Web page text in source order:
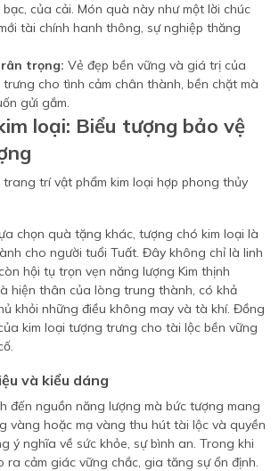
của cải. Món quà này như một lời chúc
tài chính hanh thông, sự nghiệp thăng
trọng: Vẻ đẹp bền vững và giá trị của
cho tình cảm chân thành, bền chặt mà
gửi gắm.
loại: Biểu tượng bảo vệ
chọn quà tặng khác, tượng chó kim loại là
cho người tuổi Tuất. Đây không chỉ là linh
hội tụ trọn vẹn năng lượng Kim thịnh
hiện thân của lòng trung thành, có khả
khỏi những điều không may và tà khí. Đồng
kim loại tượng trưng cho tài lộc bền vững
và kiểu dáng
đến nguồn năng lượng mà bức tượng mang
vàng hoặc mạ vàng thu hút tài lộc và quyền
ý nghĩa về sức khỏe, sự bình an. Trong khi
ra cảm giác vững chắc, gia tăng sự ổn định.